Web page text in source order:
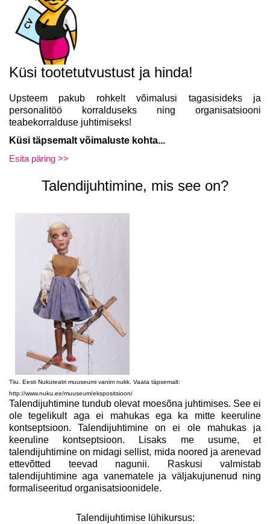
Küsi tootetutvustust ja hinda!
Upsteem pakub rohkelt võimalusi tagasisideks ja
personalitöö
korralduseks ning organisatsiooni
teabekorralduse juhtimiseks!
Küsi täpsemalt võimaluste kohta...
Esita päring >>
Talendijuhtimine, mis see on?
Tiiu. Eesti Nukuteatri muuseumi vanim nukk. Vaata täpsemalt:
http://www.nuku.ee/muuseum/ekspositsioon/
Talendijuhtimine tundub olevat moesõna juhtimises. See ei
ole tegelikult aga ei mahukas ega ka mitte keeruline
kontseptsioon. Talendijuhtimine on ei ole mahukas ja
keeruline kontseptsioon. Lisaks me usume, et
talendijuhtimine on midagi sellist, mida noored ja arenevad
ettevõtted teevad nagunii. Raskusi valmistab
talendijuhtimine aga vanematele ja väljakujunenud ning
formaliseeritud organisatsioonidele.
Talendijuhtimise lühikursus: